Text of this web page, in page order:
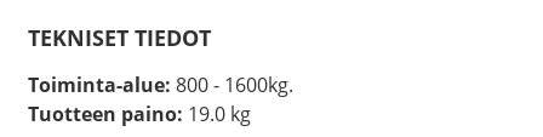
TEKNISET TIEDOT
Toiminta-alue: 800 - 1600kg.
Tuotteen paino: 19.0 kg